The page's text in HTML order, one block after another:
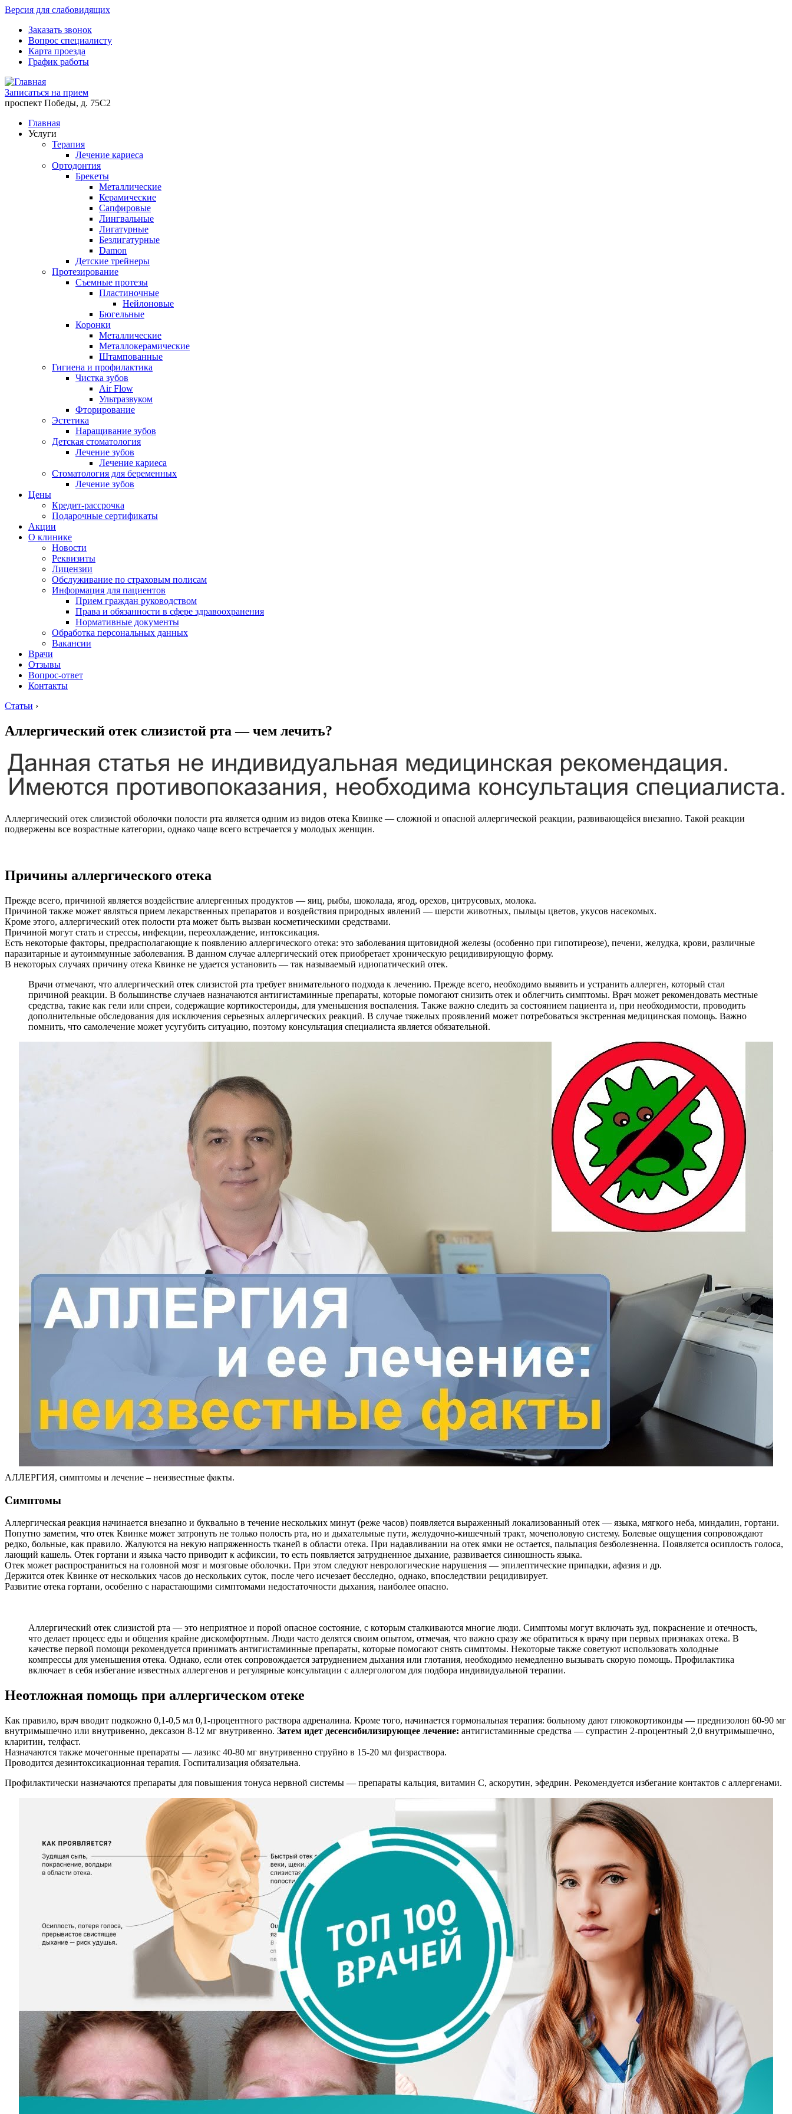
Версия для слабовидящих
Заказать звонок
Вопрос специалисту
Карта проезда
График работы
Записаться на прием
проспект Победы, д. 75C2
Главная
Услуги
Терапия
Лечение кариеса
Ортодонтия
Брекеты
Металлические
Керамические
Cапфировые
Лингвальные
Лигатурные
Безлигатурные
Damon
Детские трейнеры
Протезирование
Съемные протезы
Пластиночные
Нейлоновые
Бюгельные
Коронки
Металлические
Металлокерамические
Штампованные
Гигиена и профилактика
Чистка зубов
Air Flow
Ультразвуком
Фторирование
Эстетика
Наращивание зубов
Детская стоматология
Лечение зубов
Лечение кариеса
Стоматология для беременных
Лечение зубов
Цены
Кредит-рассрочка
Подарочные сертификаты
Акции
О клинике
Новости
Реквизиты
Лицензии
Обслуживание по страховым полисам
Информация для пациентов
Прием граждан руководством
Права и обязанности в сфере здравоохранения
Нормативные документы
Обработка персональных данных
Вакансии
Врачи
Отзывы
Вопрос-ответ
Контакты
Статьи ›
Аллергический отек слизистой рта — чем лечить?
Аллергический отек слизистой оболочки полости рта является одним из видов отека Квинке — сложной и опасной аллергической реакции, развивающейся внезапно. Такой реакции
подвержены все возрастные категории, однако чаще всего встречается у молодых женщин.
Причины аллергического отека
Прежде всего, причиной является воздействие аллергенных продуктов — яиц, рыбы, шоколада, ягод, орехов, цитрусовых, молока.
Причиной также может являться прием лекарственных препаратов и воздействия природных явлений — шерсти животных, пыльцы цветов, укусов насекомых.
Кроме этого, аллергический отек полости рта может быть вызван косметическими средствами.
Причиной могут стать и стрессы, инфекции, переохлаждение, интоксикация.
Есть некоторые факторы, предрасполагающие к появлению аллергического отека: это заболевания щитовидной железы (особенно при гипотиреозе), печени, желудка, крови, различные
паразитарные и аутоиммунные заболевания. В данном случае аллергический отек приобретает хроническую рецидивирующую форму.
В некоторых случаях причину отека Квинке не удается установить — так называемый идиопатический отек.
Врачи отмечают, что аллергический отек слизистой рта требует внимательного подхода к лечению. Прежде всего, необходимо выявить и устранить аллерген, который стал
причиной реакции. В большинстве случаев назначаются антигистаминные препараты, которые помогают снизить отек и облегчить симптомы. Врач может рекомендовать местные
средства, такие как гели или спреи, содержащие кортикостероиды, для уменьшения воспаления. Также важно следить за состоянием пациента и, при необходимости, проводить
дополнительные обследования для исключения серьезных аллергических реакций. В случае тяжелых проявлений может потребоваться экстренная медицинская помощь. Важно
помнить, что самолечение может усугубить ситуацию, поэтому консультация специалиста является обязательной.
АЛЛЕРГИЯ, симптомы и лечение – неизвестные факты.
Симптомы
Аллергическая реакция начинается внезапно и буквально в течение нескольких минут (реже часов) появляется выраженный локализованный отек — языка, мягкого неба, миндалин, гортани.
Попутно заметим, что отек Квинке может затронуть не только полость рта, но и дыхательные пути, желудочно-кишечный тракт, мочеполовую систему. Болевые ощущения сопровождают
редко, больные, как правило. Жалуются на некую напряженность тканей в области отека. При надавливании на отек ямки не остается, пальпация безболезненна. Появляется осиплость голоса,
лающий кашель. Отек гортани и языка часто приводит к асфиксии, то есть появляется затрудненное дыхание, развивается синюшность языка.
Отек может распространиться на головной мозг и мозговые оболочки. При этом следуют неврологические нарушения — эпилептические припадки, афазия и др.
Держится отек Квинке от нескольких часов до нескольких суток, после чего исчезает бесследно, однако, впоследствии рецидивирует.
Развитие отека гортани, особенно с нарастающими симптомами недостаточности дыхания, наиболее опасно.
Аллергический отек слизистой рта — это неприятное и порой опасное состояние, с которым сталкиваются многие люди. Симптомы могут включать зуд, покраснение и отечность,
что делает процесс еды и общения крайне дискомфортным. Люди часто делятся своим опытом, отмечая, что важно сразу же обратиться к врачу при первых признаках отека. В
качестве первой помощи рекомендуется принимать антигистаминные препараты, которые помогают снять симптомы. Некоторые также советуют использовать холодные
компрессы для уменьшения отека. Однако, если отек сопровождается затруднением дыхания или глотания, необходимо немедленно вызывать скорую помощь. Профилактика
включает в себя избегание известных аллергенов и регулярные консультации с аллергологом для подбора индивидуальной терапии.
Неотложная помощь при аллергическом отеке
Как правило, врач вводит подкожно 0,1-0,5 мл 0,1-процентного раствора адреналина. Кроме того, начинается гормональная терапия: больному дают глюкокортикоиды — преднизолон 60-90 мг
внутримышечно или внутривенно, дексазон 8-12 мг внутривенно. Затем идет десенсибилизирующее лечение: антигистаминные средства — супрастин 2-процентный 2,0 внутримышечно,
кларитин, телфаст.
Назначаются также мочегонные препараты — лазикс 40-80 мг внутривенно струйно в 15-20 мл физраствора.
Проводится дезинтоксикационная терапия. Госпитализация обязательна.
Профилактически назначаются препараты для повышения тонуса нервной системы — препараты кальция, витамин С, аскорутин, эфедрин. Рекомендуется избегание контактов с аллергенами.